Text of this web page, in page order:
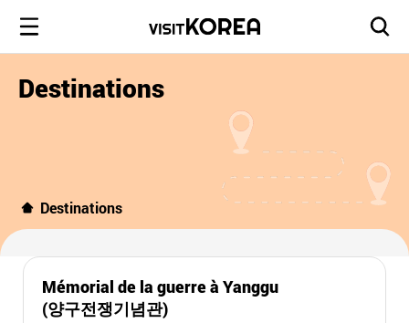
Destinations
Destinations
Mémorial de la guerre à Yanggu
(양구전쟁기념관)